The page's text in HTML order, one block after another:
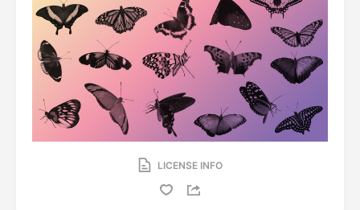
LICENSE INFO